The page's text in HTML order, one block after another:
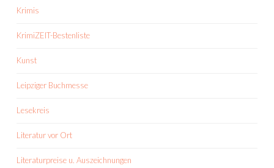
Krimis
KrimiZEIT-Bestenliste
Kunst
Leipziger Buchmesse
Lesekreis
Literatur vor Ort
Literaturpreise u. Auszeichnungen